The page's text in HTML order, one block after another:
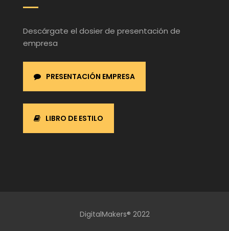
Descárgate el dosier de presentación de
empresa
PRESENTACIÓN EMPRESA
LIBRO DE ESTILO
DigitalMakers® 2022